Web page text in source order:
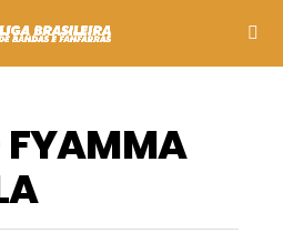
FYAMMA